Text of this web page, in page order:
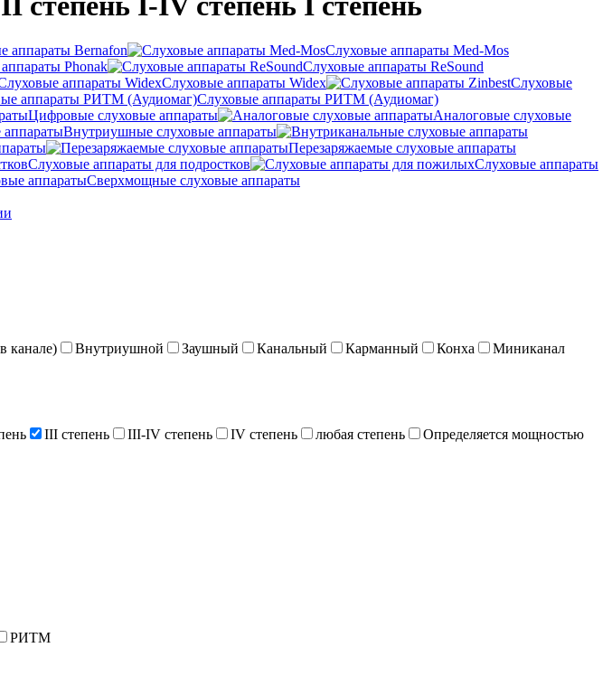
аппараты Bernafon
Слуховые аппараты Med-Mos
Phonak
Слуховые аппараты ReSound
Слуховые аппараты Widex
Слуховые
Слуховые аппараты РИТМ (Аудиомаг)
Цифровые слуховые аппараты
Аналоговые слуховые
Внутриушные слуховые аппараты
Перезаряжаемые слуховые аппараты
Слуховые аппараты для подростков
Слуховые аппараты
Сверхмощные слуховые аппараты
канале) Внутриушной Заушный Канальный Карманный Конха
Миниканал
III степень III-IV степень IV степень любая степень
Определяется мощностью
РИТМ